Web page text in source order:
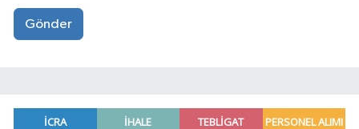
Gönder